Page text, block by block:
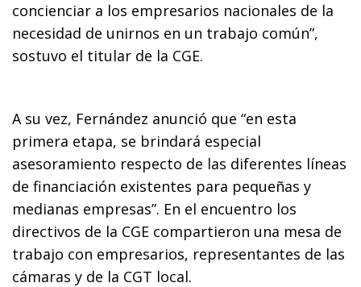
concienciar a los empresarios nacionales de la
necesidad de unirnos en un trabajo común”,
sostuvo el titular de la CGE.
A su vez, Fernández anunció que “en esta
primera etapa, se brindará especial
asesoramiento respecto de las diferentes líneas
de financiación existentes para pequeñas y
medianas empresas”. En el encuentro los
directivos de la CGE compartieron una mesa de
trabajo con empresarios, representantes de las
cámaras y de la CGT local.